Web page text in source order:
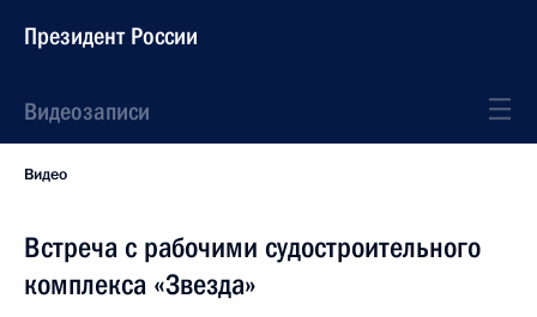
Президент России
Видеозаписи
Видео
Встреча с рабочими судостроительного
комплекса «Звезда»